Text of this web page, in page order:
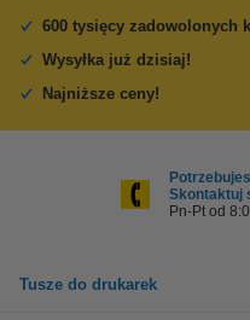
600 tysięcy zadowolonych
Wysyłka już dzisiaj!
Najniższe ceny!
Skontaktuj
Pn-Pt od
Tusze do drukarek